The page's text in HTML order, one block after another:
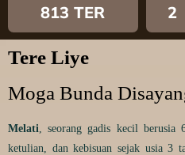
813 TER 2
Tere Liye
Moga Bunda
Melati, seorang gadis kecil berusia
ketulian, dan kebisuan sejak usia 3